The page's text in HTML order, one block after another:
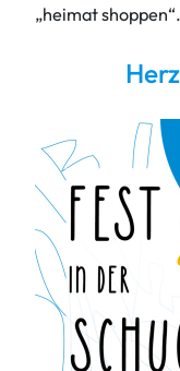
„heimat shoppen“.